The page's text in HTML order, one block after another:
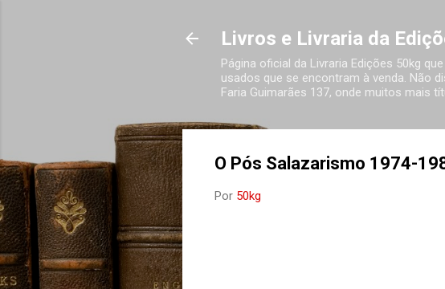
Livros e Livraria da
Página oficial da Livraria Edições 50kg
usados que se encontram à venda. Não
Faria Guimarães 137, onde muitos mais
O Pós Salazarismo 1974-
Por 50kg